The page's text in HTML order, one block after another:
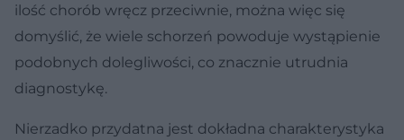
ilość chorób wręcz przeciwnie, można więc się
domyślić, że wiele schorzeń powoduje wystąpienie
podobnych dolegliwości, co znacznie utrudnia
diagnostykę.
Nierzadko przydatna jest dokładna charakterystyka